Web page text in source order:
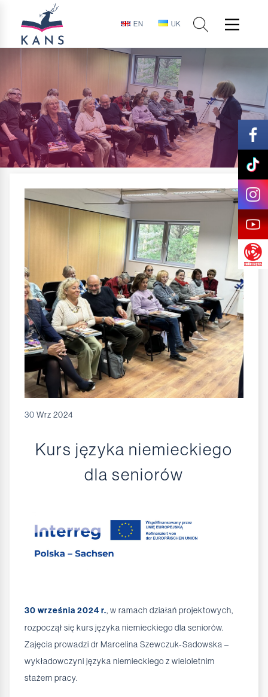
EN UK
30 Wrz 2024
Kurs języka niemieckiego
dla seniorów
30 września 2024 r., w ramach działań projektowych,
rozpoczął się kurs języka niemieckiego dla seniorów.
Zajęcia prowadzi dr Marcelina Szewczuk-Sadowska –
wykładowczyni języka niemieckiego z wieloletnim
stażem pracy.